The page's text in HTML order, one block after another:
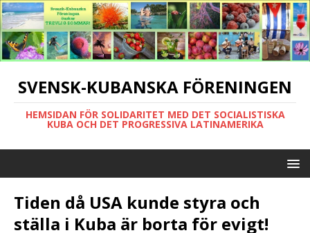
SVENSK-KUBANSKA FÖRENINGEN
HEMSIDAN FÖR SOLIDARITET MED DET SOCIALISTISKA
KUBA OCH DET PROGRESSIVA LATINAMERIKA
Tiden då USA kunde styra och
ställa i Kuba är borta för evigt!